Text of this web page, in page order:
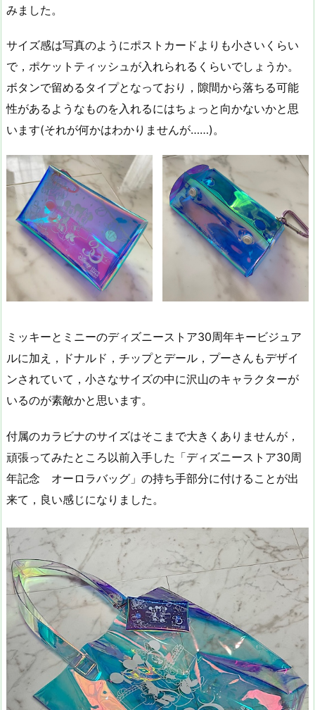
みました。
サイズ感は写真のようにポストカードよりも小さいくらい
で，ポケットティッシュが入れられるくらいでしょうか。
ボタンで留めるタイプとなっており，隙間から落ちる可能
性があるようなものを入れるにはちょっと向かないかと思
います(それが何かはわかりませんが……)。
ミッキーとミニーのディズニーストア30周年キービジュア
ルに加え，ドナルド，チップとデール，プーさんもデザイ
ンされていて，小さなサイズの中に沢山のキャラクターが
いるのが素敵かと思います。
付属のカラビナのサイズはそこまで大きくありませんが，
頑張ってみたところ以前入手した「ディズニーストア30周
年記念 オーロラバッグ」の持ち手部分に付けることが出
来て，良い感じになりました。